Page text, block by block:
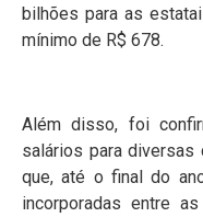
bilhões para as
mínimo de R$ 678.
Além disso, foi
salários para
que, até o final do
incorporadas entre